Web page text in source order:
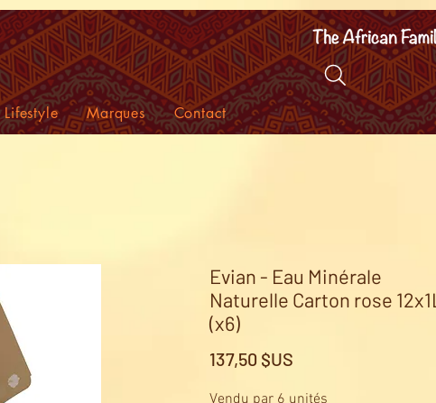
Lifestyle Marques Contact
Evian - Eau Minérale
Naturelle Carton rose 12x1L
(x6)
137,50 $US
Vendu par 6 unités